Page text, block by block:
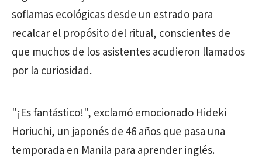
soflamas ecológicas desde un estrado para
recalcar el propósito del ritual, conscientes de
que muchos de los asistentes acudieron llamados
por la curiosidad.
"¡Es fantástico!", exclamó emocionado Hideki
Horiuchi, un japonés de 46 años que pasa una
temporada en Manila para aprender inglés.